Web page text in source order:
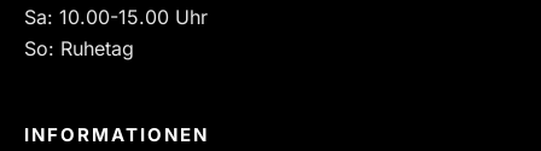
Sa: 10.00-15.00 Uhr
So: Ruhetag
INFORMATIONEN